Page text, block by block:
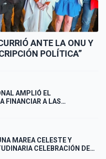
ANTE LA ONU Y
POLÍTICA”
AMPLIÓ EL
FINANCIAR A LAS
MAREA CELESTE Y
CELEBRACIÓN DE